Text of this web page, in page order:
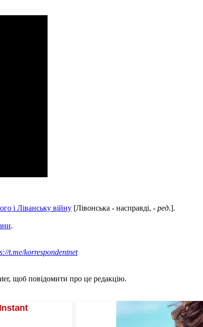
і Ліванську війну [Лівонська - насправді, - ред.].
.
t.me/korrespondentnet
щоб повідомити про це редакцію.